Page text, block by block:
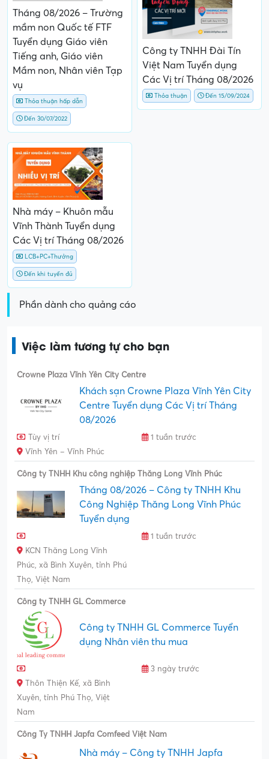
Tháng 08/2026 – Trường
mầm non Quốc tế FTF
Tuyển dụng Giáo viên
Tiếng anh, Giáo viên
Mầm non, Nhân viên Tạp
vụ
Thỏa thuận hấp dẫn
Đến 30/07/2022
Công ty TNHH Đài Tín
Việt Nam Tuyển dụng
Các Vị trí Tháng 08/2026
Thỏa thuận Đến 15/09/2024
Nhà máy – Khuôn mẫu
Vĩnh Thành Tuyển dụng
Các Vị trí Tháng 08/2026
LCB+PC+Thưởng
Đến khi tuyển đủ
Phần dành cho quảng cáo
Việc làm tương tự cho bạn
Crowne Plaza Vĩnh Yên City Centre
Khách sạn Crowne Plaza Vĩnh Yên City
Centre Tuyển dụng Các Vị trí Tháng
08/2026
Tùy vị trí
1 tuần trước
Vĩnh Yên – Vĩnh Phúc
Công ty TNHH Khu công nghiệp Thăng Long Vĩnh Phúc
Tháng 08/2026 – Công ty TNHH Khu
Công Nghiệp Thăng Long Vĩnh Phúc
Tuyển dụng
1 tuần trước
KCN Thăng Long Vĩnh
Phúc, xã Bình Xuyên, tỉnh Phú
Thọ, Việt Nam
Công ty TNHH GL Commerce
Công ty TNHH GL Commerce Tuyển
dụng Nhân viên thu mua
3 ngày trước
Thôn Thiện Kế, xã Bình
Xuyên, tỉnh Phú Thọ, Việt
Nam
Công Ty TNHH Japfa Comfeed Việt Nam
Nhà máy – Công ty TNHH Japfa